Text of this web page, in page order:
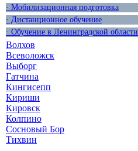
· Мобилизационная подготовка
· Дистанционное обучение
· Обучение в Ленинградской области
Волхов
Всеволожск
Выборг
Гатчина
Кингисепп
Кириши
Кировск
Колпино
Сосновый Бор
Тихвин